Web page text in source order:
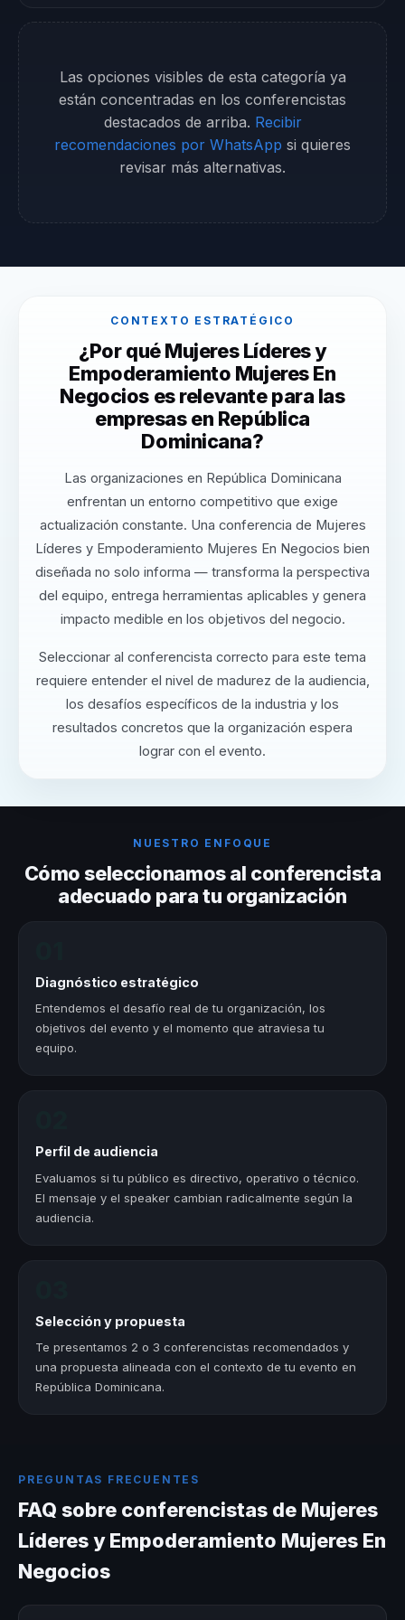
Las opciones visibles de esta categoría ya
están concentradas en los conferencistas
destacados de arriba. Recibir
recomendaciones por WhatsApp si quieres
revisar más alternativas.
CONTEXTO ESTRATÉGICO
¿Por qué Mujeres Líderes y
Empoderamiento Mujeres En
Negocios es relevante para las
empresas en República
Dominicana?
Las organizaciones en República Dominicana
enfrentan un entorno competitivo que exige
actualización constante. Una conferencia de Mujeres
Líderes y Empoderamiento Mujeres En Negocios bien
diseñada no solo informa — transforma la perspectiva
del equipo, entrega herramientas aplicables y genera
impacto medible en los objetivos del negocio.
Seleccionar al conferencista correcto para este tema
requiere entender el nivel de madurez de la audiencia,
los desafíos específicos de la industria y los
resultados concretos que la organización espera
lograr con el evento.
NUESTRO ENFOQUE
Cómo seleccionamos al conferencista
adecuado para tu organización
Diagnóstico estratégico
Entendemos el desafío real de tu organización, los
objetivos del evento y el momento que atraviesa tu
equipo.
Perfil de audiencia
Evaluamos si tu público es directivo, operativo o técnico.
El mensaje y el speaker cambian radicalmente según la
audiencia.
Selección y propuesta
Te presentamos 2 o 3 conferencistas recomendados y
una propuesta alineada con el contexto de tu evento en
República Dominicana.
PREGUNTAS FRECUENTES
FAQ sobre conferencistas de Mujeres
Líderes y Empoderamiento Mujeres En
Negocios